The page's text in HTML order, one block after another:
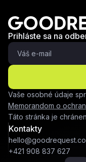
Prihláste sa na
Vaše osobné údaje
Memorandom o
Táto stránka je
Kontakty
+421 908 837 627